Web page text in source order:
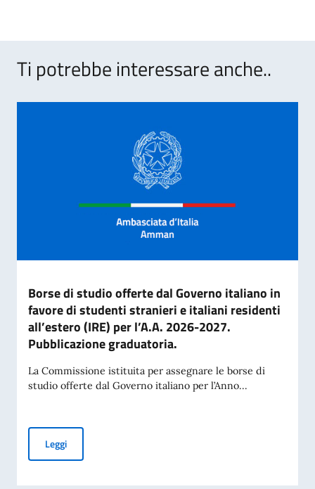
Ti potrebbe interessare anche..
Borse di studio offerte dal Governo italiano in
favore di studenti stranieri e italiani residenti
all’estero (IRE) per l’A.A. 2026-2027.
Pubblicazione graduatoria.
La Commissione istituita per assegnare le borse di
studio offerte dal Governo italiano per l’Anno...
LeggiBorse di studio offerte dal Governo italiano in favore di